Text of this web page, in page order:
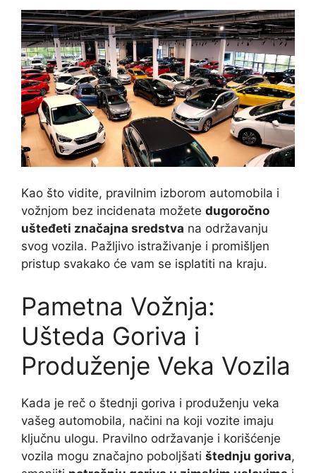
Kao što vidite, pravilnim izborom automobila i
vožnjom bez incidenata možete dugoročno
ušteđeti značajna sredstva na održavanju
svog vozila. Pažljivo istraživanje i promišljen
pristup svakako će vam se isplatiti na kraju.
Pametna Vožnja:
Ušteda Goriva i
Produženje Veka Vozila
Kada je reč o štednji goriva i produženju veka
vašeg automobila, načini na koji vozite imaju
ključnu ulogu. Pravilno održavanje i korišćenje
vozila mogu značajno poboljšati štednju goriva,